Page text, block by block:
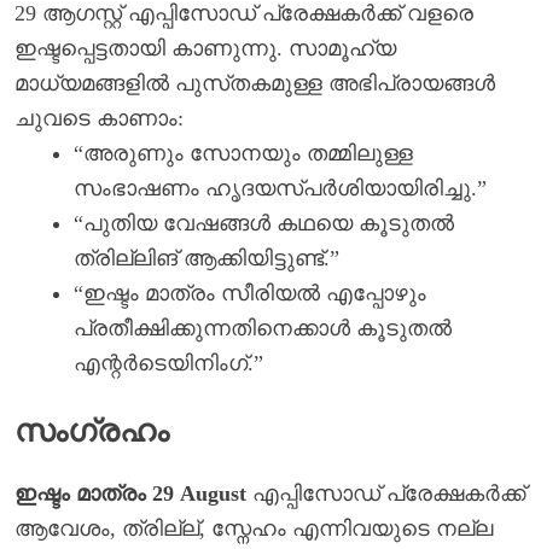
29 ആഗസ്റ്റ് എപ്പിസോഡ് പ്രേക്ഷകർക്ക് വളരെ
ഇഷ്ടപ്പെട്ടതായി കാണുന്നു. സാമൂഹ്യ
മാധ്യമങ്ങളിൽ പുസ്‌തകമുള്ള അഭിപ്രായങ്ങൾ
ചുവടെ കാണാം:
“അരുണും സോനയും തമ്മിലുള്ള
സംഭാഷണം ഹൃദയസ്പർശിയായിരിച്ചു.”
“പുതിയ വേഷങ്ങൾ കഥയെ കൂടുതൽ
ത്രില്ലിങ് ആക്കിയിട്ടുണ്ട്.”
“ഇഷ്ടം മാത്രം സീരിയൽ എപ്പോഴും
പ്രതീക്ഷിക്കുന്നതിനെക്കാൾ കൂടുതൽ
എന്റർടെയിനിംഗ്.”
സംഗ്രഹം
ഇഷ്ടം മാത്രം 29 August എപ്പിസോഡ് പ്രേക്ഷകർക്ക്
ആവേശം, ത്രില്ല്, സ്നേഹം എന്നിവയുടെ നല്ല